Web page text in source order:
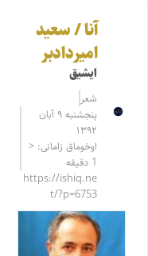
آنا / سعید
امیردادبر
ایشیق
شعر
پنجشنبه ۹ آبان
۱۳۹۲
اوخوماق زامانی: <
1 دقیقه
https://ishiq.ne
t/?p=6753